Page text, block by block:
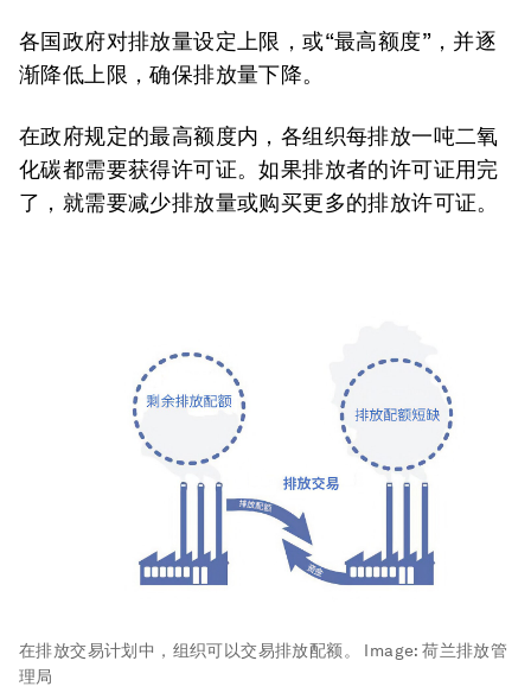
各国政府对排放量设定上限，或“最高额度”，并逐
渐降低上限，确保排放量下降。
在政府规定的最高额度内，各组织每排放一吨二氧
化碳都需要获得许可证。如果排放者的许可证用完
了，就需要减少排放量或购买更多的排放许可证。
在排放交易计划中，组织可以交易排放配额。 Image:荷兰排放管
理局